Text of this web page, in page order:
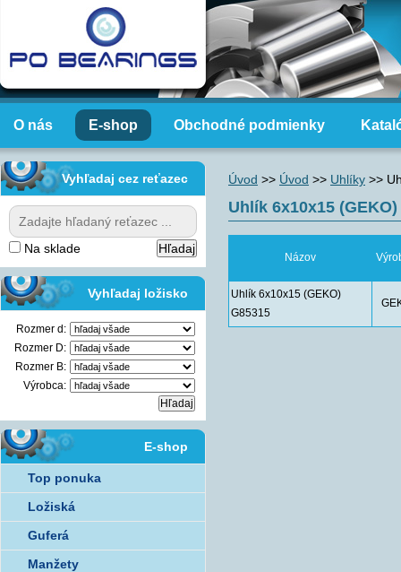
O nás E-shop Obchodné podmienky
Úvod >> Úvod >> Uhlíky >>
Uhlík 6x10x15 (GEKO)
Názov
Uhlík 6x10x15 (GEKO)
G85315
Vyhľadaj cez reťazec
Na sklade
Vyhľadaj ložisko
Rozmer d:
Rozmer D:
Rozmer B:
Výrobca:
E-shop
Top ponuka
Ložiská
Guferá
Manžety